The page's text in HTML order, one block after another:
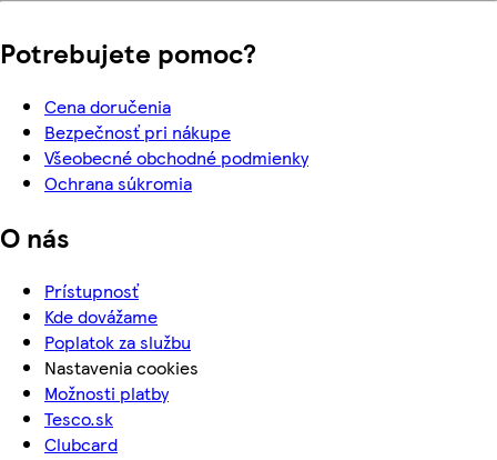
Potrebujete pomoc?
Cena doručenia
Bezpečnosť pri nákupe
Všeobecné obchodné podmienky
Ochrana súkromia
O nás
Prístupnosť
Kde dovážame
Poplatok za službu
Nastavenia cookies
Možnosti platby
Tesco.sk
Clubcard